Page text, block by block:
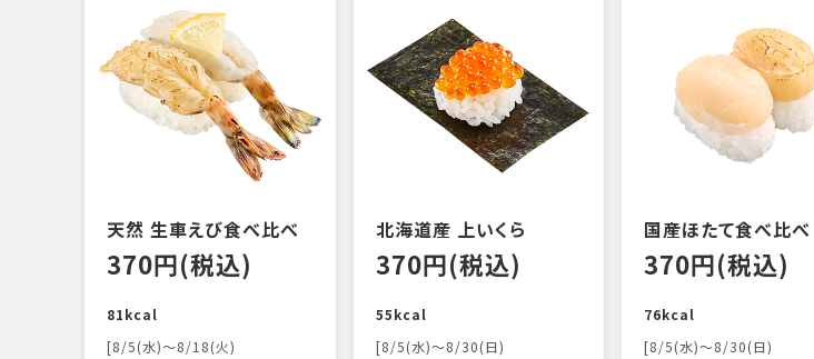
天然 生車えび食べ比べ
370円(税込)
81kcal
[8/5(水)～8/18(火)
北海道産 上いくら
370円(税込)
55kcal
[8/5(水)～8/30(日)
国産ほたて食べ比べ
370円(税込)
76kcal
[8/5(水)～8/30(日)